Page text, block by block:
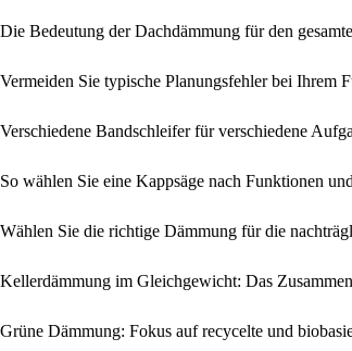
Die Bedeutung der Dachdämmung für den
Vermeiden Sie typische Planungsfehler bei Ihrem
Verschiedene Bandschleifer für verschiedene
So wählen Sie eine Kappsäge nach Funktionen
Wählen Sie die richtige Dämmung für die
Kellerdämmung im Gleichgewicht: Das
Grüne Dämmung: Fokus auf recycelte und